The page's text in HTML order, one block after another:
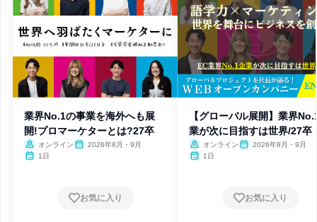
業界No.1の事業を海外へも展
開!プロマーケターとは?27卒
オンライン
2026年8月・9月
1日
お気に入り
【グローバル展開】業界
業が次に目指すは世界/27卒
オンライン
2026年8月・9月
1日
お気に入り